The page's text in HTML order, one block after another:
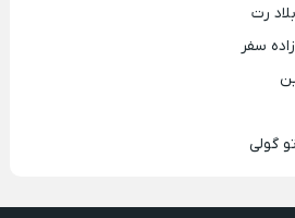
رت
سفر
گولی